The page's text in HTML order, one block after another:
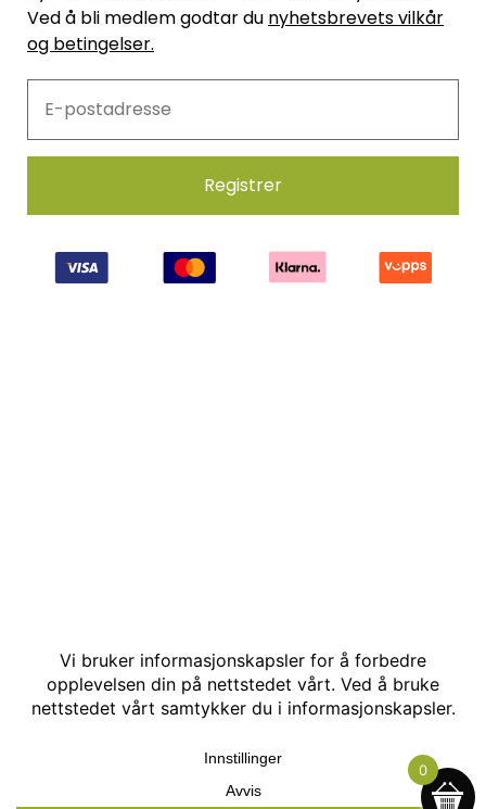
Ved å bli medlem godtar du nyhetsbrevets vilkår
og betingelser.
Hjemmesidehelten
0